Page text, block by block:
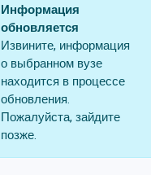
Информация
обновляется
Извините, информация
о выбранном вузе
находится в процессе
обновления.
Пожалуйста, зайдите
позже.